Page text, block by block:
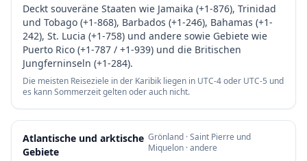
Deckt souveräne Staaten wie Jamaika (+1-876), Trinidad
und Tobago (+1-868), Barbados (+1-246), Bahamas (+1-
242), St. Lucia (+1-758) und andere sowie Gebiete wie
Puerto Rico (+1-787 / +1-939) und die Britischen
Jungferninseln (+1-284).
Die meisten Reiseziele in der Karibik liegen in UTC-4 oder UTC-5 und
es kann Sommerzeit gelten oder auch nicht.
Atlantische und arktische
Gebiete
Grönland · Saint Pierre und
Miquelon · andere